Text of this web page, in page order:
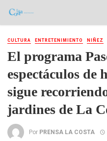
CULTURA ENTRETENIMIENTO NIÑEZ
El programa
espectáculos de
sigue
jardines de La
Por PRENSA LA COSTA